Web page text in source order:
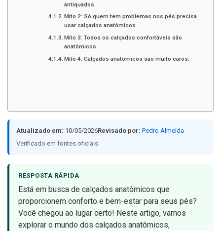
antiquados.
Mito 2: Só quem tem problemas nos pés precisa
usar calçados anatômicos.
Mito 3: Todos os calçados confortáveis são
anatômicos.
Mito 4: Calçados anatômicos são muito caros.
Atualizado em: 10/05/2026Revisado por: Pedro Almeida
Verificado em fontes oficiais
RESPOSTA RÁPIDA
Está em busca de calçados anatômicos que
proporcionem conforto e bem-estar para seus pés?
Você chegou ao lugar certo! Neste artigo, vamos
explorar o mundo dos calçados anatômicos,